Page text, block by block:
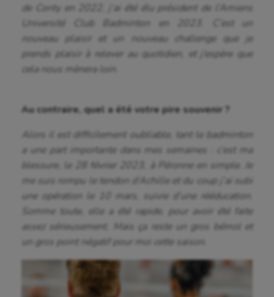
de Conty en 2022, j’ai été élu président de l’Amiens
Université Club Badminton en 2023. C’est un
nouveau plaisir et un nouveau challenge que je
prends plaisir à relever au quotidien, et j’espère que
cela nous mènera loin.
Au contraire, quel a été votre pire souvenir ?
Alors il est difficilement oubliable, tant le badminton
a une part importante dans mes semaines : c’est ma
blessure, le 28 février 2023, à Péronne en simple. Je
me suis rompu le tendon d’Achille et du coup j’ai subi
une opération le 10 mars, suivie d’une rééducation.
Somme toute, elle a été rapide, pour avoir été faite
assez sérieusement. Mais ça reste un gros bémol et
un gros point négatif pour moi cette saison.